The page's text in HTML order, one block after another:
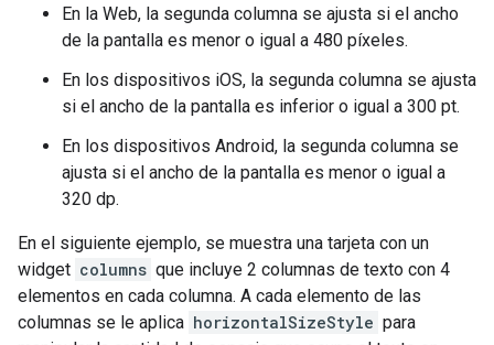
En la Web, la segunda columna se ajusta si el ancho
de la pantalla es menor o igual a 480 píxeles.
En los dispositivos iOS, la segunda columna se ajusta
si el ancho de la pantalla es inferior o igual a 300 pt.
En los dispositivos Android, la segunda columna se
ajusta si el ancho de la pantalla es menor o igual a
320 dp.
En el siguiente ejemplo, se muestra una tarjeta con un
widget columns que incluye 2 columnas de texto con 4
elementos en cada columna. A cada elemento de las
columnas se le aplica horizontalSizeStyle para